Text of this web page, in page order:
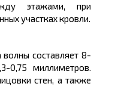
этажами, при
участках кровли.
волны составляет 8-
0,75 миллиметров.
стен, а также